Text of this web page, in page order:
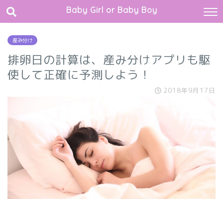
Baby Girl or Baby Boy
産み分け
排卵日の計算は、産み分けアプリも駆
使して正確に予測しよう！
2018年9月17日